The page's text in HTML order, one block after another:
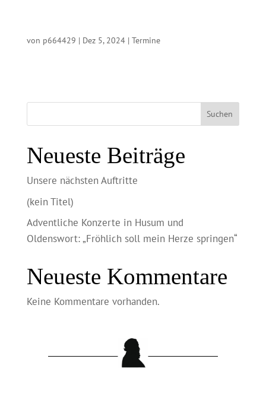
von p664429 | Dez 5, 2024| Termine
Suchen
Neueste Beiträge
Unsere nächsten Auftritte
(kein Titel)
Adventliche Konzerte in Husum und
Oldenswort: „Fröhlich soll mein Herze springen“
Neueste Kommentare
Keine Kommentare vorhanden.